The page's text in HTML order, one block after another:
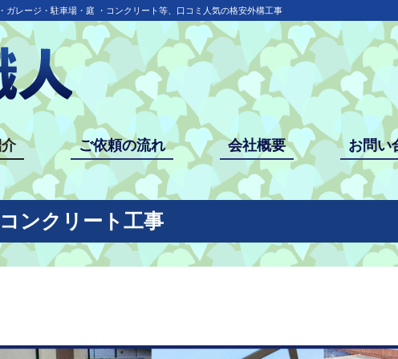
ガレージ・駐車場・庭 ・コンクリート等、口コミ人気の格安外構工事
ご依頼の流れ 会社概要 お問い
ンクリート工事